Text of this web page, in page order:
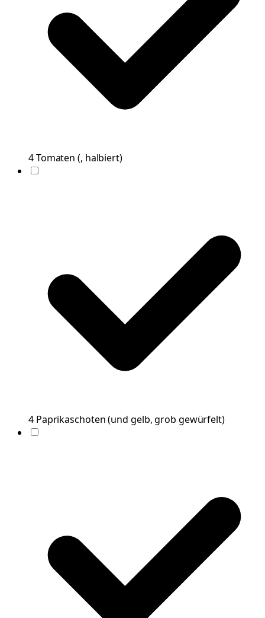
4Tomaten (, halbiert)
4 Paprikaschoten(und gelb, grob gewürfelt)